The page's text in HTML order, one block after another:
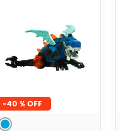
-40 %